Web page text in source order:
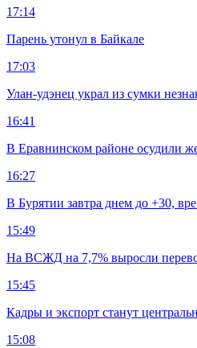
17:14
Парень утонул в Байкале
17:03
Улан-удэнец украл из сумки
16:41
В Еравнинском районе осудили
16:27
В Бурятии завтра днем до +30,
15:49
На ВСЖД на 7,7% выросли
15:45
Кадры и экспорт станут
15:08